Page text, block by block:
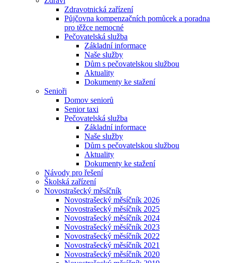
Zdravotnická zařízení
Půjčovna kompenzačních pomůcek a poradna
pro těžce nemocné
Pečovatelská služba
Základní informace
Naše služby
Dům s pečovatelskou službou
Aktuality
Dokumenty ke stažení
Senioři
Domov seniorů
Senior taxi
Pečovatelská služba
Základní informace
Naše služby
Dům s pečovatelskou službou
Aktuality
Dokumenty ke stažení
Návody pro řešení
Školská zařízení
Novostrašecký měsíčník
Novostrašecký měsíčník 2026
Novostrašecký měsíčník 2025
Novostrašecký měsíčník 2024
Novostrašecký měsíčník 2023
Novostrašecký měsíčník 2022
Novostrašecký měsíčník 2021
Novostrašecký měsíčník 2020